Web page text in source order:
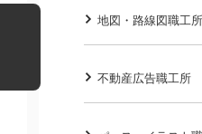
地図・路線図職工所
不動産広告職工所